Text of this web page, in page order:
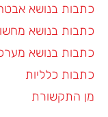
כתבות בנושא
כתבות בנושא
כתבות בנושא
כתבות כלליות
מן התקשורת